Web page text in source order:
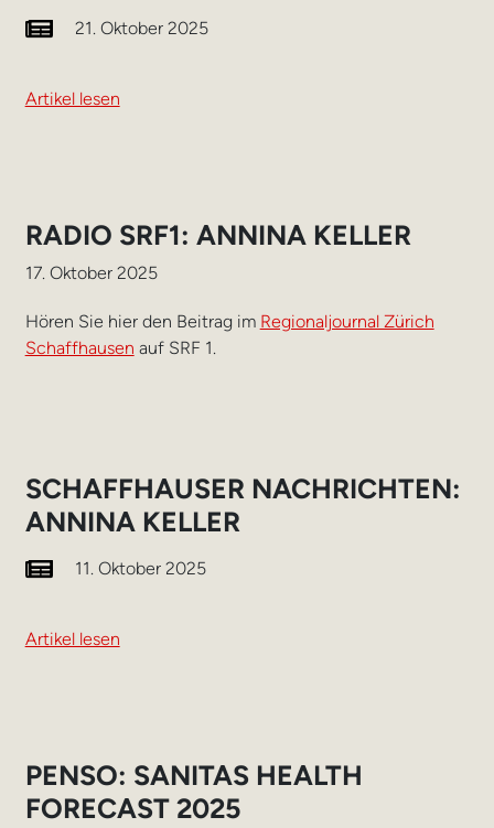
21. Oktober 2025
Artikel lesen
RADIO SRF1: ANNINA KELLER
17. Oktober 2025
Hören Sie hier den Beitrag im Regionaljournal Zürich
Schaffhausen auf SRF 1.
SCHAFFHAUSER NACHRICHTEN:
ANNINA KELLER
11. Oktober 2025
Artikel lesen
PENSO: SANITAS HEALTH
FORECAST 2025